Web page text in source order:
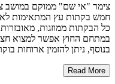
צימר "אי שם" ממוקם במושב
חמש בקתות עץ המתאימות
כל הבקתות ממוזגות,
במתחם החוץ אפשר למצוא חצר
בנוסף, ניתן להזמין ארוחות
Read More